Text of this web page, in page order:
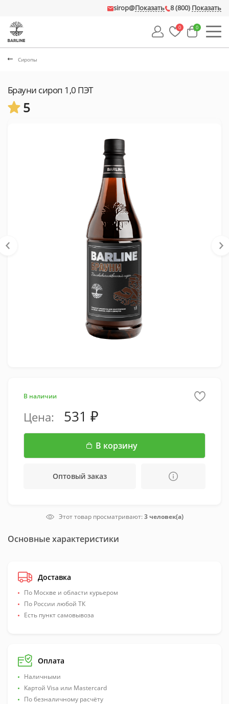
sirop@Показать 8 (800) Показать
0 0
Сиропы
Брауни сироп 1,0 ПЭТ
5
Основные характеристики
В наличии
Цена: 531
В корзину
Оптовый заказ
Этот товар просматривают:3 человек(а)
Доставка
По Москве и области курьером
По России любой ТК
Есть пункт самовывоза
Оплата
Наличными
Картой Visa или Mastercard
По безналичному расчёту